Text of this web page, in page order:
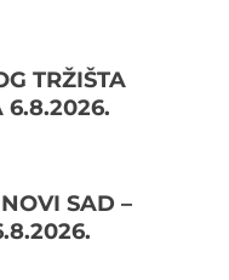
TRŽIŠTA
6.8.2026.
SAD –